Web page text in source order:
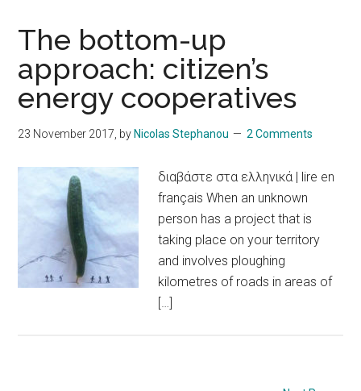
The bottom-up
approach: citizen’s
energy cooperatives
23 November 2017, by Nicolas Stephanou 2 Comments
διαβάστε στα ελληνικά | lire en
français When an unknown
person has a project that is
taking place on your territory
and involves ploughing
kilometres of roads in areas of
[…]